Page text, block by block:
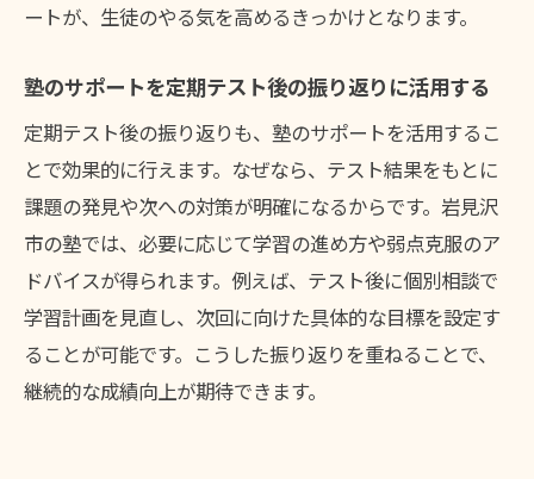
塾の学習フォロー体制が安心につながる理
塾の進路アドバイスと定期テスト対策の関
係
塾で受けられる定期テスト直前対策の実例
塾の自習室活用で定期テスト勉強が充実
塾のモチベーション維持サポートを活かす
方法
塾による定期テスト対策の実践例を紹介
塾の定期テスト対策授業の一日の流れ
ートが、生徒のやる気を高めるきっかけとなります。
塾のサポートを定期テスト後の振り返りに活用する
定期テスト後の振り返りも、塾のサポートを活用するこ
とで効果的に行えます。なぜなら、テスト結果をもとに
課題の発見や次への対策が明確になるからです。岩見沢
市の塾では、必要に応じて学習の進め方や弱点克服のア
ドバイスが得られます。例えば、テスト後に個別相談で
学習計画を見直し、次回に向けた具体的な目標を設定す
ることが可能です。こうした振り返りを重ねることで、
継続的な成績向上が期待できます。